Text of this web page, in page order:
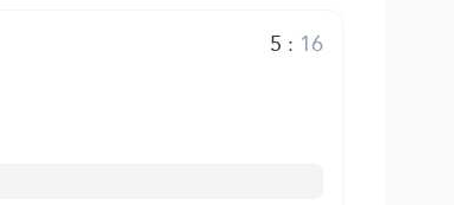
5 : 16